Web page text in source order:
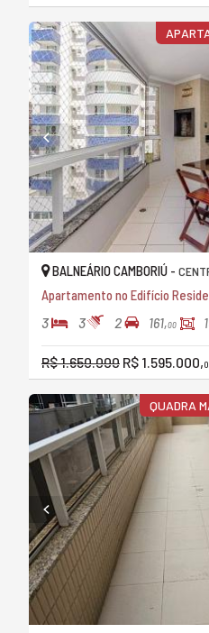
BALNEÁRIO CAMBORIÚ -
Apartamento no Edifício
3 3 2 161,00
R$ 1.650.000 R$ 1.595.000,
QUADRA